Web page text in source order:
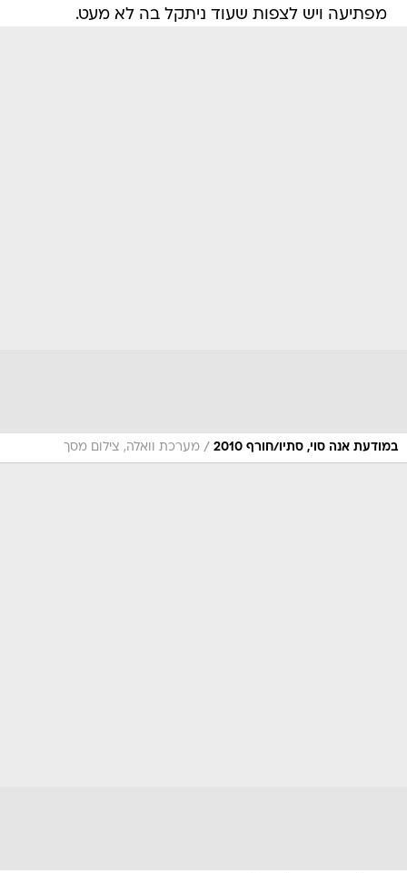
מפתיעה ויש לצפות שעוד ניתקל בה לא מעט.
במודעת אנה סוי, סתיו/חורף 2010 / מערכת וואלה, צילום מסך